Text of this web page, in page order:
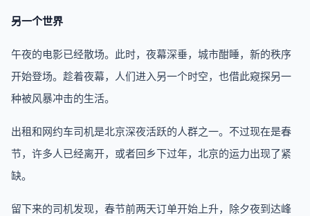
另一个世界
午夜的电影已经散场。此时，夜幕深垂，城市酣睡，新的秩序
开始登场。趁着夜幕，人们进入另一个时空，也借此窥探另一
种被风暴冲击的生活。
出租和网约车司机是北京深夜活跃的人群之一。不过现在是春
节，许多人已经离开，或者回乡下过年，北京的运力出现了紧
缺。
留下来的司机发现，春节前两天订单开始上升，除夕夜到达峰